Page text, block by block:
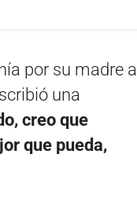
por su madre a
una
creo que
que pueda,